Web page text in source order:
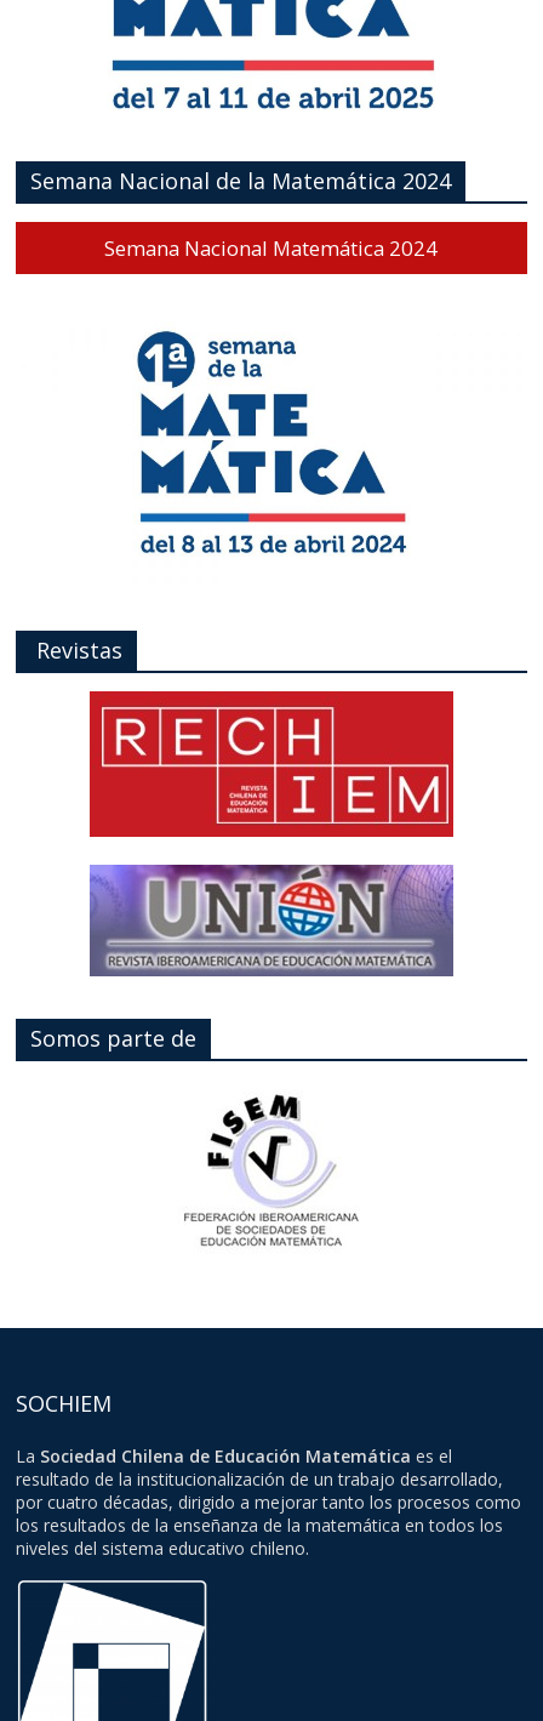
Semana Nacional de la Matemática 2024
Semana Nacional Matemática 2024
Revistas
Somos parte de
SOCHIEM
La Sociedad Chilena de Educación Matemática es el
resultado de la institucionalización de un trabajo desarrollado,
por cuatro décadas, dirigido a mejorar tanto los procesos como
los resultados de la enseñanza de la matemática en todos los
niveles del sistema educativo chileno.